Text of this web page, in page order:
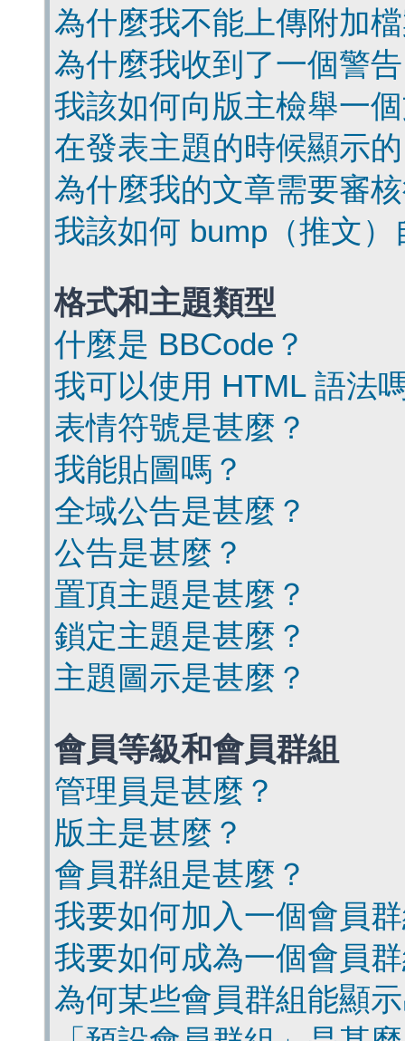
為什麼我不能上傳附加
為什麼我收到了一個警
我該如何向版主檢舉一
在發表主題的時候顯示
為什麼我的文章需要審
我該如何 bump（推文
格式和主題類型
什麼是 BBCode？
我可以使用 HTML 語法
表情符號是甚麼？
我能貼圖嗎？
全域公告是甚麼？
公告是甚麼？
置頂主題是甚麼？
鎖定主題是甚麼？
主題圖示是甚麼？
會員等級和會員群組
管理員是甚麼？
版主是甚麼？
會員群組是甚麼？
我要如何加入一個會員
我要如何成為一個會員
為何某些會員群組能顯